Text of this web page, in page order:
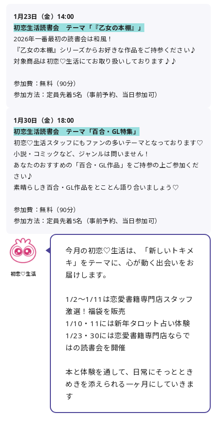
1月23日（金）14:00
初恋生活読書会 テーマ「『乙女の本棚』」
2026年一番最初の読書会は和風！
『乙女の本棚』シリーズからお好きな作品をご持参ください♪
対象商品は初恋♡生活にてお取り扱いしております♪♪
参加費：無料（90分）
参加方法：定員先着5名（事前予約、当日参加可）
1月30日（金）18:00
初恋生活読書会 テーマ「百合・GL特集」
初恋♡生活スタッフにもファンの多いテーマとなっております♡
小説・コミックなど、ジャンルは問いません！
あなたのおすすめの「百合・GL作品」をご持参の上ご参加くだ
さい♪
素晴らしき百合・GL作品をとことん語り合いましょう♡
参加費：無料（90分）
参加方法：定員先着5名（事前予約、当日参加可）
今月の初恋♡生活は、「新しいトキメ
キ」をテーマに、心が動く出会いをお
届けします。
1/2〜1/11は恋愛書籍専門店スタッフ
激選！福袋を販売
1/10・11には新年タロット占い体験
1/23・30には恋愛書籍専門店ならで
はの読書会を開催
本と体験を通して、日常にそっととき
めきを添えられる一ヶ月にしていきま
す